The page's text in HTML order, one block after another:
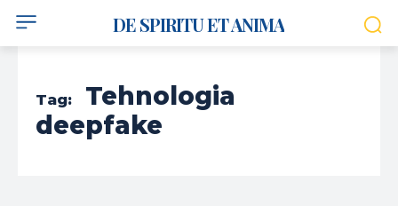
DE SPIRITU ET ANIMA
Tag:
Tehnologia
deepfake